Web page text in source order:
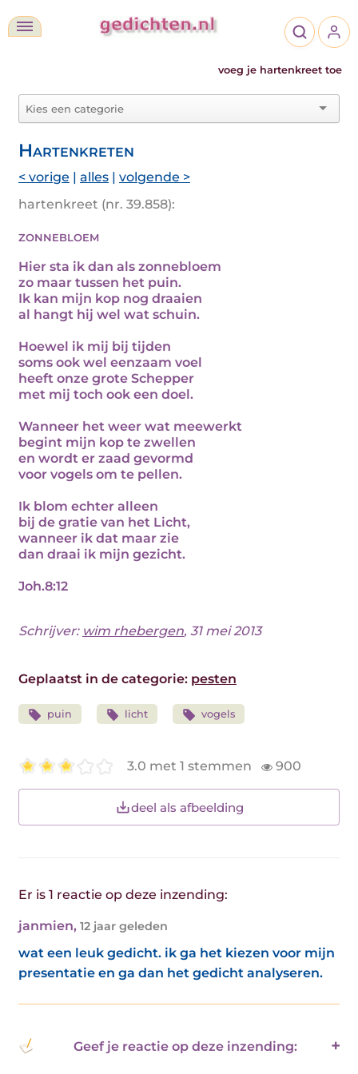
voeg je hartenkreet toe
Hartenkreten
< vorige | alles | volgende >
hartenkreet (nr. 39.858):
zonnebloem
Hier sta ik dan als zonnebloem
zo maar tussen het puin.
Ik kan mijn kop nog draaien
al hangt hij wel wat schuin.
Hoewel ik mij bij tijden
soms ook wel eenzaam voel
heeft onze grote Schepper
met mij toch ook een doel.
Wanneer het weer wat meewerkt
begint mijn kop te zwellen
en wordt er zaad gevormd
voor vogels om te pellen.
Ik blom echter alleen
bij de gratie van het Licht,
wanneer ik dat maar zie
dan draai ik mijn gezicht.
Joh.8:12
Schrijver: wim rhebergen, 31 mei 2013
Geplaatst in de categorie: pesten
puin licht vogels
3.0 met 1 stemmen 900
deel als afbeelding
Er is 1 reactie op deze inzending:
janmien, 12 jaar geleden
wat een leuk gedicht. ik ga het kiezen voor mijn
presentatie en ga dan het gedicht analyseren.
Geef je reactie op deze inzending: